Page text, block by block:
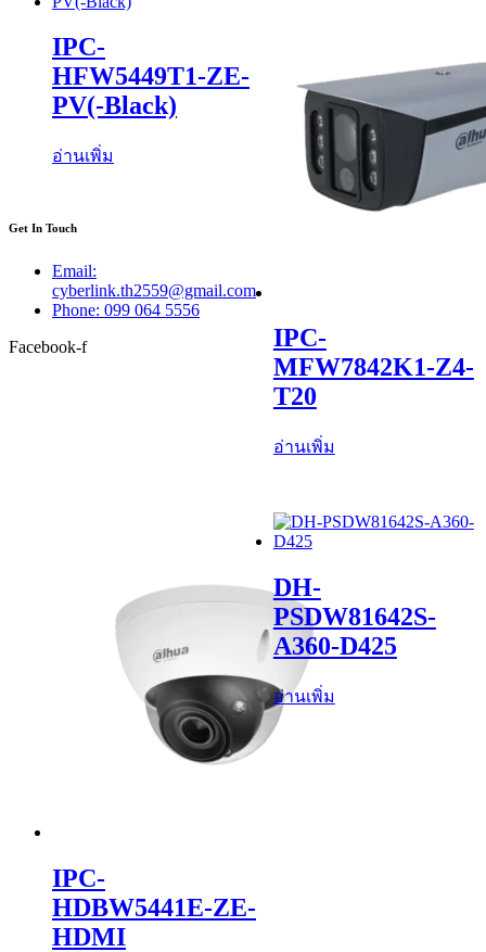
IPC-
HFW5449T1-ZE-
PV(-Black)
อ่านเพิ่ม
IPC-
MFW7842K1-Z4-
T20
อ่านเพิ่ม
IPC-
HDBW5441E-ZE-
HDMI
DH-
PSDW81642S-
A360-D425
อ่านเพิ่ม
Get In Touch
Email:
cyberlink.th2559@gmail.com
Phone: 099 064 5556
Facebook-f